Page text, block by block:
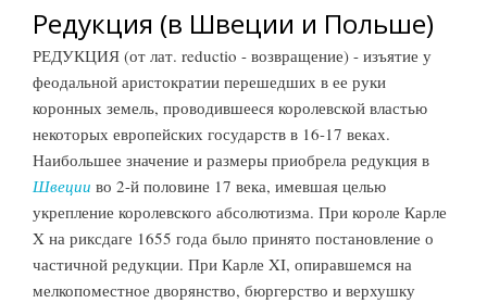
Редукция (в Швеции и Польше)
РЕДУКЦИЯ (от лат. reductio - возвращение) - изъятие у
феодальной аристократии перешедших в ее руки
коронных земель, проводившееся королевской властью
некоторых европейских государств в 16-17 веках.
Наибольшее значение и размеры приобрела редукция в
Швеции во 2-й половине 17 века, имевшая целью
укрепление королевского абсолютизма. При короле Карле
X на риксдаге 1655 года было принято постановление о
частичной редукции. При Карле XI, опиравшемся на
мелкопоместное дворянство, бюргерство и верхушку